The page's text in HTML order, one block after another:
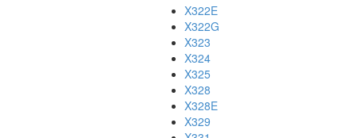
X322E
X322G
X323
X324
X325
X328
X328E
X329